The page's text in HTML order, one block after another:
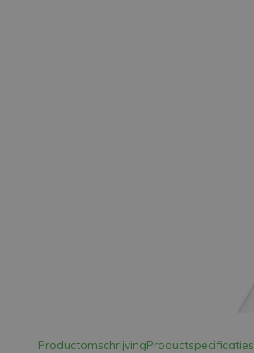
ProductomschrijvingProductspecificaties